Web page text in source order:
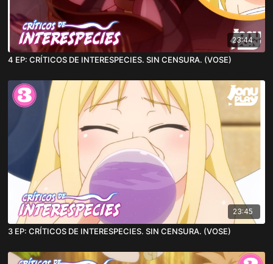
23:44
4 EP: CRÍTICOS DE INTERESPECIES. SIN CENSURA. (VOSE)
23:45
3 EP: CRÍTICOS DE INTERESPECIES. SIN CENSURA. (VOSE)